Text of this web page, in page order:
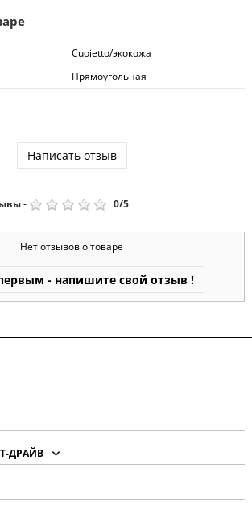
Cuoietto/экокожа
Прямоугольная
Написать отзыв
- 0/5
Нет отзывов о товаре
- напишите свой отзыв !
ДРАЙВ